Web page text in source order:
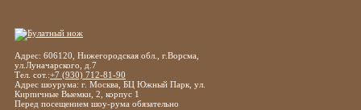
Адрес: 606120, Нижегородская обл., г.Ворсма,
ул.Луначарского, д.7
Тел. сот.:+7 (930) 712-81-90
Адрес шоурума: г. Москва, БЦ Южный Парк, ул.
Кирпичные Выемки, 2, корпус 1
Перед посещением шоу-рума обязательно